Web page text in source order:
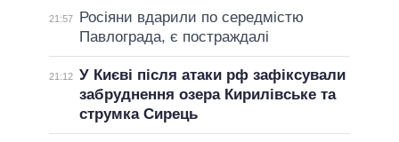
21:57
Росіяни вдарили по середмістю
Павлограда, є постраждалі
21:12 У Києві після атаки рф зафіксували
забруднення озера Кирилівське та
струмка Сирець